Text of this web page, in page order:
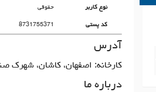
نوع کاربر حقوقی
کد پستی 8731755371
آدرس
کارخانه: اصفهان، کاشان، شهرک
درباره ما